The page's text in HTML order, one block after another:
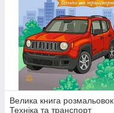
Велика книга розмальовок.
Техніка та транспорт